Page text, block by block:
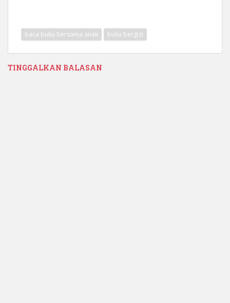
baca buku bersama anak buku bergizi
TINGGALKAN BALASAN